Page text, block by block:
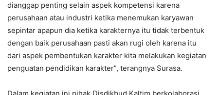
dianggap penting selain aspek kompetensi karena
perusahaan atau industri ketika menemukan karyawan
sepintar apapun dia ketika karakternya itu tidak terbentuk
dengan baik perusahaan pasti akan rugi oleh karena itu
dari aspek pembentukan karakter kita melakukan kegiatan
penguatan pendidikan karakter”, terangnya Surasa.